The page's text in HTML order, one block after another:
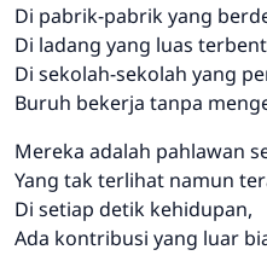
Di pabrik-pabrik yang
Di ladang yang luas
Di sekolah-sekolah yang
Buruh bekerja tanpa
Mereka adalah pahlawan
Yang tak terlihat namun
Di setiap detik kehidupan,
Ada kontribusi yang luar